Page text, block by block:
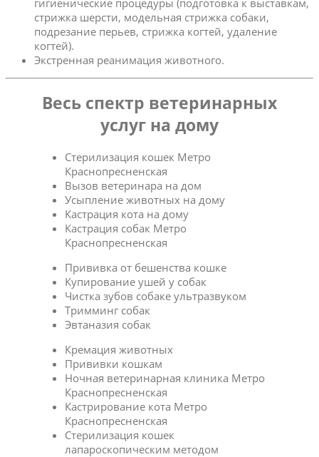
стрижка шерсти, модельная стрижка собаки,
подрезание перьев, стрижка когтей, удаление
когтей).
Экстренная реанимация животного.
Весь спектр ветеринарных
услуг на дому
Стерилизация кошек Метро
Краснопресненская
Вызов ветеринара на дом
Усыпление животных на дому
Кастрация кота на дому
Кастрация собак Метро
Краснопресненская
Прививка от бешенства кошке
Купирование ушей у собак
Чистка зубов собаке ультразвуком
Тримминг собак
Эвтаназия собак
Кремация животных
Прививки кошкам
Ночная ветеринарная клиника Метро
Краснопресненская
Кастрирование кота Метро
Краснопресненская
Стерилизация кошек
лапароскопическим методом